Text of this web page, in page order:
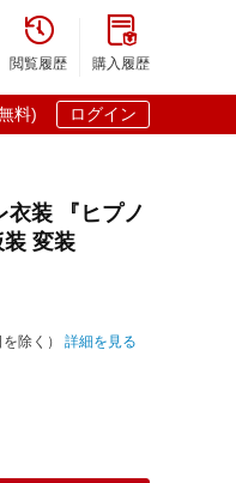

閲覧履歴

購入履歴
料) ログイン
装 『ヒプノ
変装
除く） 詳細を見る